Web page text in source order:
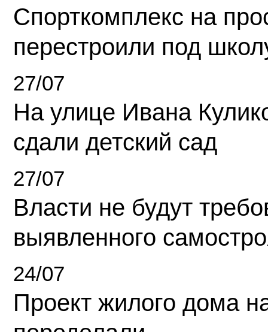
Спорткомплекс на
перестроили под
27/07
На улице Ивана
сдали детский сад
27/07
Власти не будут
выявленного
24/07
Проект жилого дома